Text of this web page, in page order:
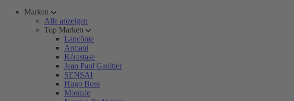
Marken
Alle anzeigen
Top Marken
Lancôme
Armani
Kérastase
Jean Paul Gaultier
SENSAI
Hugo Boss
Montale